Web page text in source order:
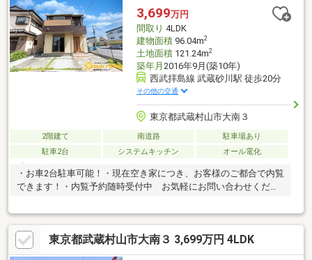
は続きで使用出来、約24帖超リビングの2LDKとしても◇床暖房で
寒い季節は足元から優しく暖めてくれます◇徒歩圏内に教育施設
や買い物施設、公園などが揃っており生活環境良好です
3,699万円
間取り 4LDK
建物面積96.04m2
土地面積121.24m2
築年月 2016年9月(築10年)
西武拝島線 武蔵砂川駅 徒歩20分
その他の交通
東京都武蔵村山市大南３
2階建て 南道路
駐車場あり
駐車2台
システムキッチン オール電化
・お車2台駐車可能！・現在空き家につき、お客様のご都合で内覧
できます！・内覧予約随時受付中 お気軽にお問い合わせくださ
東京都武蔵村山市大南３ 3,699万円 4LDK